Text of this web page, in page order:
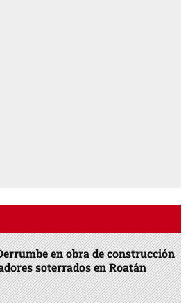
en obra de construcción
soterrados en Roatán